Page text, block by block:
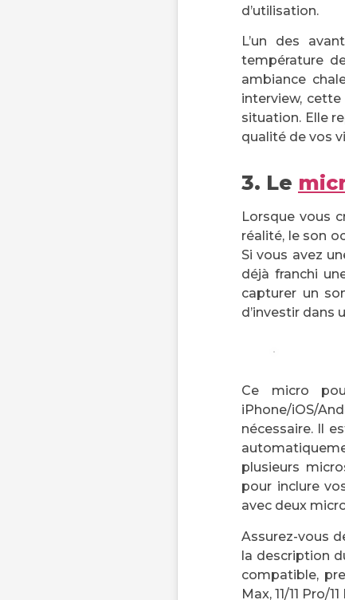
d’utilisation.
L’un des
température
ambiance
interview,
situation. Elle
qualité de vos
3. Le
Lorsque vous
réalité, le son
Si vous avez
déjà franchi
capturer un
d’investir dans
Ce micro
iPhone/iOS/
nécessaire. Il
plusieurs
pour inclure
avec deux
Assurez-vous
la description
compatible,
Max, 11/11 Pro/